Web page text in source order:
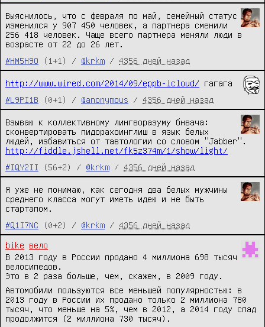
Выяснилось, что с февраля по май, семейный статус
изменился у 907 450 человек, а партнера сменили
256 418 человек. Чаще всего партнера меняли люди в
возрасте от 22 до 26 лет.
#HM5H9O
(1+1) / @krkm / 4356 дней назад
http://www.wired.com/2014/09/eppb-icloud/ гагага
#L9PI1B
(0+1) / @anonymous / 4356 дней назад
Взываю к коллективному лингворазуму бнвача:
сконвертировать пидорахоинглиш в язык белых
людей, избавиться от тавтологии со словом "Jabber".
http://fiddle.jshell.net/fk5z374m/1/show/light/
#IQY2II
(56+2) / @krkm / 4356 дней назад
Я уже не понимаю, как сегодня два белых мужчины
среднего класса могут иметь идею и не быть
стартапом.
#Q1I7NC
(0+2) / @krkm / 4356 дней назад
bike
вело
В 2013 году в России продано 4 миллиона 698 тысяч
велосипедов.
Это в 2 раза больше, чем, скажем, в 2009 году.
Автомобили пользуются все меньшей популярностью: в
2013 году в России их продано только 2 миллиона 780
тысяч, что меньше на 5%, чем в 2012, а 2014 году спад
продолжится (2 миллиона 730 тысяч).